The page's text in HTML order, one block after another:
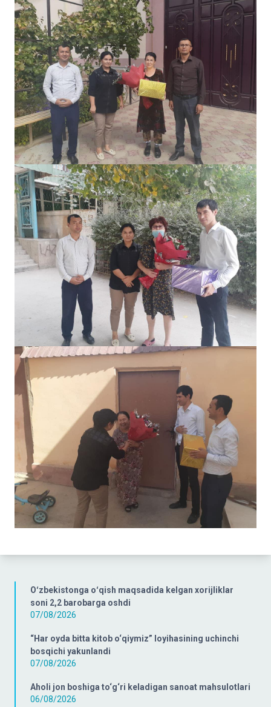
Oʻzbekistonga oʻqish maqsadida kelgan xorijliklar
soni 2,2 barobarga oshdi
07/08/2026
“Har oyda bitta kitob o‘qiymiz” loyihasining uchinchi
bosqichi yakunlandi
07/08/2026
Aholi jon boshiga to‘g‘ri keladigan sanoat mahsulotlari
06/08/2026